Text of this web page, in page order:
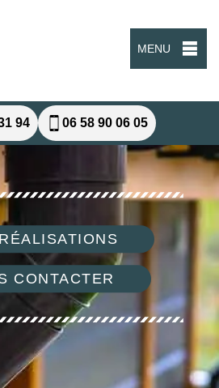
MENU
94 06 58 90 06 05
CONTACTER